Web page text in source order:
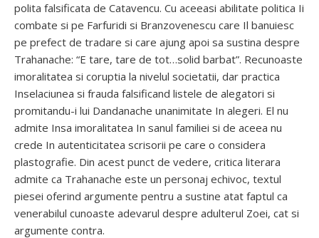
polita falsificata de Catavencu. Cu aceeasi abilitate politica Ii
combate si pe Farfuridi si Branzovenescu care Il banuiesc
pe prefect de tradare si care ajung apoi sa sustina despre
Trahanache: “E tare, tare de tot…solid barbat”. Recunoaste
imoralitatea si coruptia la nivelul societatii, dar practica
Inselaciunea si frauda falsificand listele de alegatori si
promitandu-i lui Dandanache unanimitate In alegeri. El nu
admite Insa imoralitatea In sanul familiei si de aceea nu
crede In autenticitatea scrisorii pe care o considera
plastografie. Din acest punct de vedere, critica literara
admite ca Trahanache este un personaj echivoc, textul
piesei oferind argumente pentru a sustine atat faptul ca
venerabilul cunoaste adevarul despre adulterul Zoei, cat si
argumente contra.